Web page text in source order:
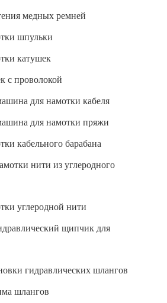
медных ремней
шпульки
катушек
с проволокой
для намотки кабеля
для намотки пряжи
кабельного барабана
нити из углеродного
углеродной нити
щипчик для
гидравлических шлангов
шлангов